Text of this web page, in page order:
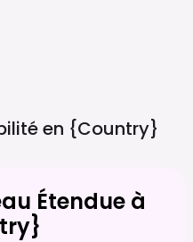
en {country}
Étendue à